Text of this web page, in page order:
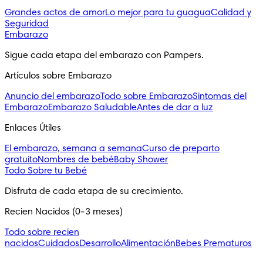
Grandes actos de amorLo mejor para tu guaguaCalidad y
Seguridad
Embarazo
Sigue cada etapa del embarazo con Pampers.
Artículos sobre Embarazo
Anuncio del embarazoTodo sobre EmbarazoSintomas del
EmbarazoEmbarazo SaludableAntes de dar a luz
Enlaces Útiles
El embarazo, semana a semanaCurso de preparto
gratuitoNombres de bebéBaby Shower
Todo Sobre tu Bebé
Disfruta de cada etapa de su crecimiento.
Recien Nacidos (0-3 meses)
Todo sobre recien
nacidosCuidadosDesarrolloAlimentaciónBebes Prematuros